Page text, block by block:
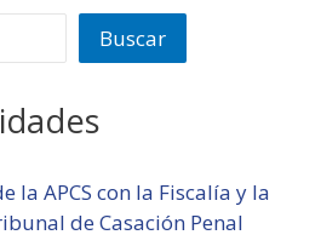
Buscar
la APCS con la Fiscalía y la
de Casación Penal